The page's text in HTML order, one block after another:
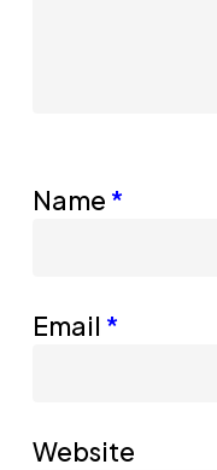
Name *
Email *
Website